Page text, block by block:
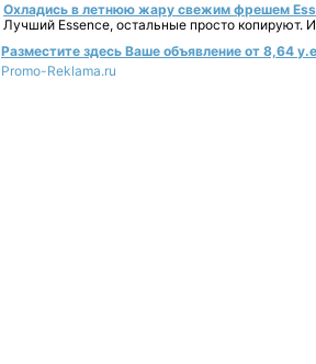
Охладись в летнюю жару свежим фрешем
Лучший Essence, остальные просто копируют.
Разместите здесь Ваше объявление от 8,64
Promo-Reklama.ru